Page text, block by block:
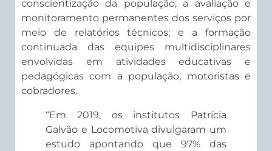
conscientização da população; a avaliação e
monitoramento permanentes dos serviços por
meio de relatórios técnicos; e a formação
continuada das equipes multidisciplinares
envolvidas em atividades educativas e
pedagógicas com a população, motoristas e
cobradores.
“Em 2019, os institutos Patrícia
Galvão e Locomotiva divulgaram um
estudo apontando que 97% das